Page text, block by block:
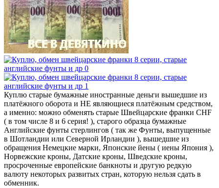
Куплю старые бумажные иностранные деньги вышедшие из
платёжного оборота и НЕ являющиеся платёжным средством,
а именно: можно обменять старые Швейцарские франки CHF
( в том числе 8 и 6 серия! ), старого образца бумажные
Английские фунты стерлингов ( так же Фунты, выпущенные
в Шотландии или Северной Ирландии ), вышедшие из
обращения Немецкие марки, Японские йены ( иены Япония ),
Норвежские кроны, Датские кроны, Шведские кроны,
просроченные европейские банкноты и другую редкую
валюту некоторых развитых стран, которую нельзя сдать в
обменник.